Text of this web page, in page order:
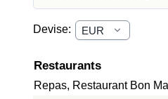
Devise:
Restaurants
Repas, Restaurant Bon